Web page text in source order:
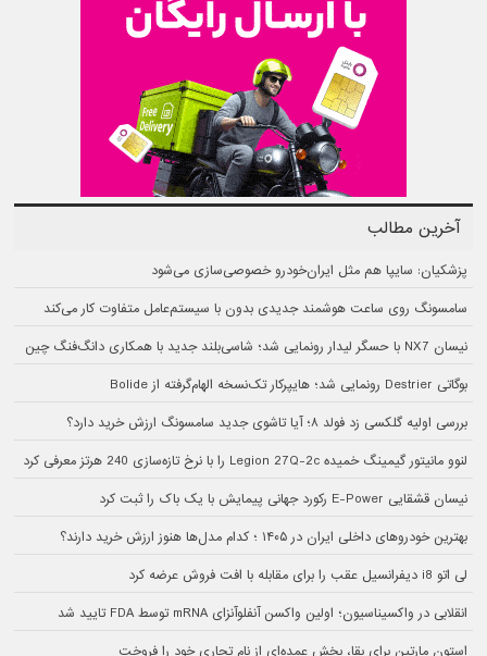
آخرین مطالب
پزشکیان: سایپا هم مثل ایران‌خودرو خصوصی‌سازی می‌شود
سامسونگ روی ساعت هوشمند جدیدی بدون با سیستم‌عامل متفاوت کار می‌کند
نیسان NX7 با حسگر لیدار رونمایی شد؛ شاسی‌بلند جدید با همکاری دانگ‌فنگ چین
بوگاتی Destrier رونمایی شد؛ هایپرکار تک‌نسخه الهام‌گرفته از Bolide
بررسی اولیه گلکسی زد فولد ۸؛ آیا تاشوی جدید سامسونگ ارزش خرید دارد؟
لنوو مانیتور گیمینگ خمیده Legion 27Q-2c را با نرخ تازه‌سازی 240 هرتز معرفی کرد
نیسان قشقایی E-Power رکورد جهانی پیمایش با یک باک را ثبت کرد
بهترین خودروهای داخلی ایران در ۱۴۰۵ ؛ کدام مدل‌ها هنوز ارزش خرید دارند؟
لی اتو i8 دیفرانسیل عقب را برای مقابله با افت فروش عرضه کرد
انقلابی در واکسیناسیون؛ اولین واکسن آنفلوآنزای mRNA توسط FDA تایید شد
استون مارتین برای بقا، بخش عمده‌ای از نام تجاری خود را فروخت